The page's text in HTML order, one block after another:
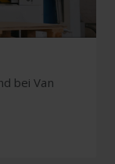
bei Van